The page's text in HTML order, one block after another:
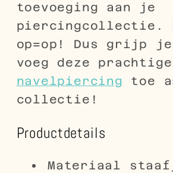
toevoeging aan je
piercingcollectie.
op=op! Dus grijp je
voeg deze prachtige
navelpiercing toe
collectie!
Productdetails
Materiaal